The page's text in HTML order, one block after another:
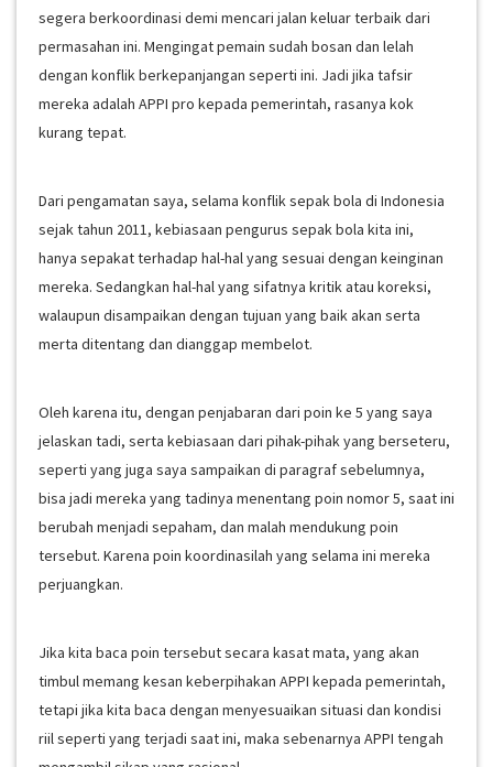
segera berkoordinasi demi mencari jalan keluar terbaik dari
permasahan ini. Mengingat pemain sudah bosan dan lelah
dengan konflik berkepanjangan seperti ini. Jadi jika tafsir
mereka adalah APPI pro kepada pemerintah, rasanya kok
kurang tepat.
Dari pengamatan saya, selama konflik sepak bola di Indonesia
sejak tahun 2011, kebiasaan pengurus sepak bola kita ini,
hanya sepakat terhadap hal-hal yang sesuai dengan keinginan
mereka. Sedangkan hal-hal yang sifatnya kritik atau koreksi,
walaupun disampaikan dengan tujuan yang baik akan serta
merta ditentang dan dianggap membelot.
Oleh karena itu, dengan penjabaran dari poin ke 5 yang saya
jelaskan tadi, serta kebiasaan dari pihak-pihak yang berseteru,
seperti yang juga saya sampaikan di paragraf sebelumnya,
bisa jadi mereka yang tadinya menentang poin nomor 5, saat ini
berubah menjadi sepaham, dan malah mendukung poin
tersebut. Karena poin koordinasilah yang selama ini mereka
perjuangkan.
Jika kita baca poin tersebut secara kasat mata, yang akan
timbul memang kesan keberpihakan APPI kepada pemerintah,
tetapi jika kita baca dengan menyesuaikan situasi dan kondisi
riil seperti yang terjadi saat ini, maka sebenarnya APPI tengah